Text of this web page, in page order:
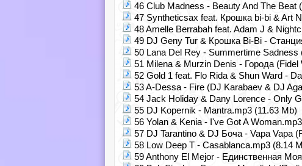
46 Club Madness - Beauty And The
47 Syntheticsax feat. Крошка bi-bi & Art
48 Amelle Berrabah feat. Adam J &
49 DJ Geny Tur & Крошка Bi-Bi -
50 Lana Del Rey - Summertime
51 Milena & Murzin Denis - Города
52 Gold 1 feat. Flo Rida & Shun Ward -
53 A-Dessa - Fire (DJ Karabaev & DJ
54 Jack Holiday & Dany Lorence - Only
55 DJ Kopernik - Mantra.mp3 (11.63 Mb)
56 Yolan & Kenia - I've Got A
57 DJ Tarantino & DJ Боча - Vapa Vapa
58 Low Deep T - Casablanca.mp3 (8.14
59 Anthony El Mejor - Единственная